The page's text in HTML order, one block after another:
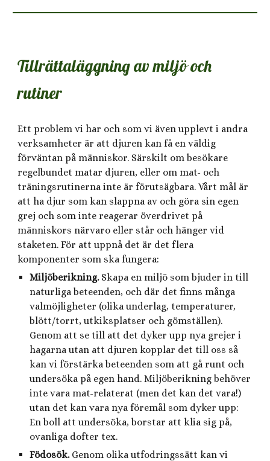
Tillrättaläggning av miljö och
rutiner
Ett problem vi har och som vi även upplevt i andra
verksamheter är att djuren kan få en väldig
förväntan på människor. Särskilt om besökare
regelbundet matar djuren, eller om mat- och
träningsrutinerna inte är förutsägbara. Vårt mål är
att ha djur som kan slappna av och göra sin egen
grej och som inte reagerar överdrivet på
människors närvaro eller står och hänger vid
staketen. För att uppnå det är det flera
komponenter som ska fungera:
Miljöberikning.Skapa en miljö som bjuder in till
naturliga beteenden, och där det finns många
valmöjligheter (olika underlag, temperaturer,
blött/torrt, utkiksplatser och gömställen).
Genom att se till att det dyker upp nya grejer i
hagarna utan att djuren kopplar det till oss så
kan vi förstärka beteenden som att gå runt och
undersöka på egen hand. Miljöberikning behöver
inte vara mat-relaterat (men det kan det vara!)
utan det kan vara nya föremål som dyker upp:
En boll att undersöka, borstar att klia sig på,
ovanliga dofter tex.
Födosök.Genom olika utfodringssätt kan vi